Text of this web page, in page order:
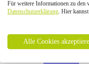
Laserpointer
Clicker &
Weiteres
Für weitere Informationen zu den
Datenschutzerklärung. Hier
Alle Cookies